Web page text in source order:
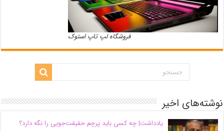
فروشگاه لپ تاپ استوک
نوشته‌های اخیر
یادداشت| ‌چه کسی باید پرچم حقیقت‌جویی را نگه دارد؟